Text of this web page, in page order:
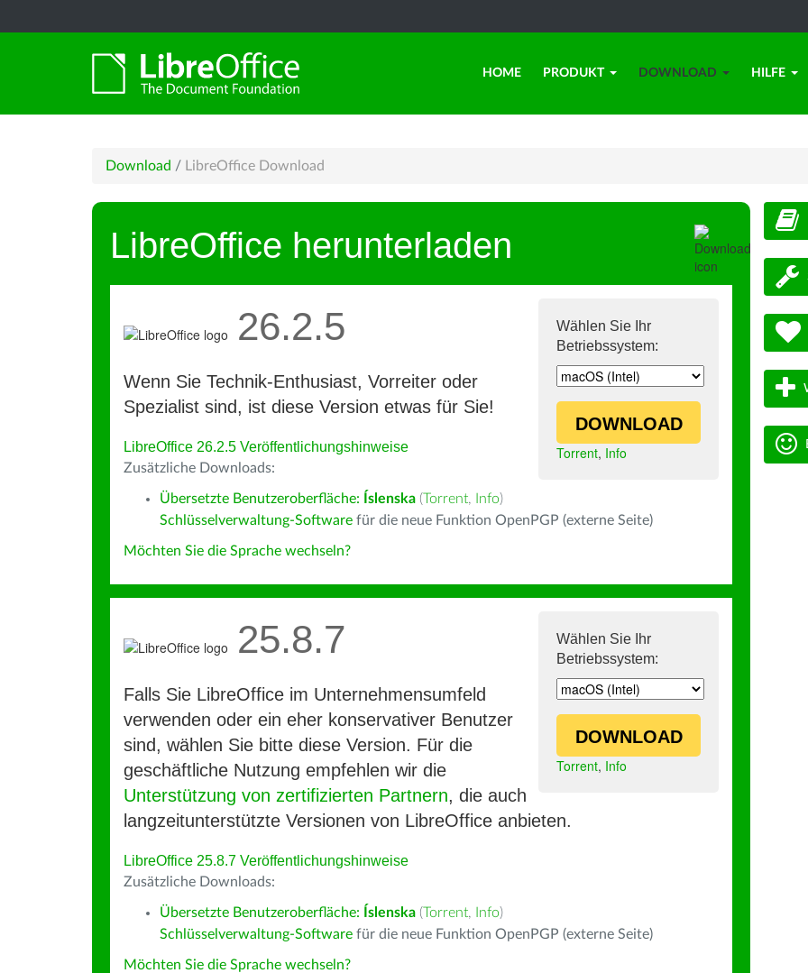
HOME PRODUKT DOWNLOAD HILFE
Download / LibreOffice Download
LibreOffice herunterladen
Wählen Sie Ihr
Betriebssystem:
DOWNLOAD
Torrent, Info
26.2.5
Wenn Sie Technik-Enthusiast, Vorreiter oder
Spezialist sind, ist diese Version etwas für Sie!
LibreOffice 26.2.5 Veröffentlichungshinweise
Zusätzliche Downloads:
Übersetzte Benutzeroberfläche: Íslenska (Torrent, Info)
Schlüsselverwaltung-Software für die neue Funktion OpenPGP (externe Seite)
Möchten Sie die Sprache wechseln?
Wählen Sie Ihr
Betriebssystem:
DOWNLOAD
Torrent, Info
25.8.7
Falls Sie LibreOffice im Unternehmensumfeld
verwenden oder ein eher konservativer Benutzer
sind, wählen Sie bitte diese Version. Für die
geschäftliche Nutzung empfehlen wir die
Unterstützung von zertifizierten Partnern, die auch
langzeitunterstützte Versionen von LibreOffice anbieten.
LibreOffice 25.8.7 Veröffentlichungshinweise
Zusätzliche Downloads:
Übersetzte Benutzeroberfläche: Íslenska (Torrent, Info)
Schlüsselverwaltung-Software für die neue Funktion OpenPGP (externe Seite)
Möchten Sie die Sprache wechseln?